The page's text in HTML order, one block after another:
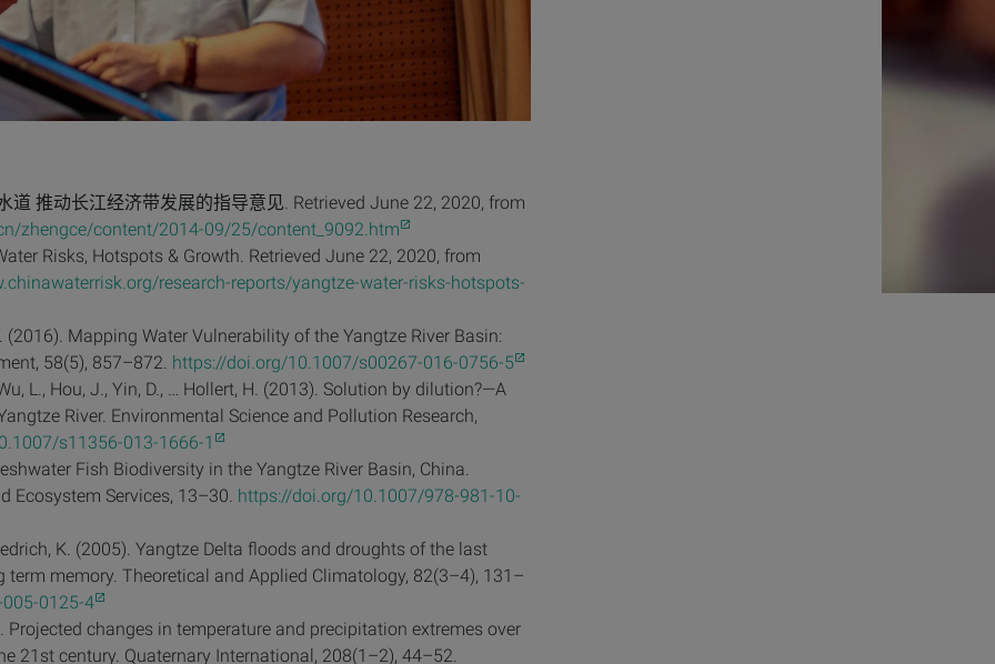
视
频
道 推动长江经济带发展的指导意见. Retrieved June 22, 2020, from
zhengce/content/2014-09/25/content_9092.htm
Risks, Hotspots & Growth. Retrieved June 22, 2020, from
research-reports/yangtze-water-risks-hotspots-
(2016). Mapping Water Vulnerability of the Yangtze River Basin:
58(5), 857–872. https://doi.org/10.1007/s00267-016-0756-5
L., Hou, J., Yin, D., … Hollert, H. (2013). Solution by dilution?—A
River. Environmental Science and Pollution Research,
s11356-013-1666-1
Fish Biodiversity in the Yangtze River Basin, China.
Ecosystem Services, 13–30. https://doi.org/10.1007/978-981-10-
K. (2005). Yangtze Delta floods and droughts of the last
memory. Theoretical and Applied Climatology, 82(3–4), 131–
0125-4
Projected changes in temperature and precipitation extremes over
21st century. Quaternary International, 208(1–2), 44–52.